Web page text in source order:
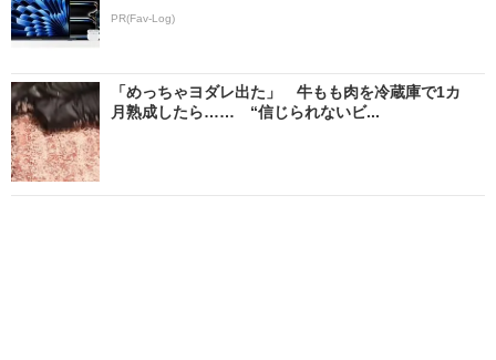
PR(Fav-Log)
「めっちゃヨダレ出た」 牛もも肉を冷蔵庫で1カ
月熟成したら…… “信じられないビ...